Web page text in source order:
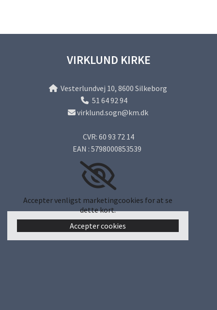
VIRKLUND KIRKE
Vesterlundvej 10, 8600 Silkeborg
 51 64 92 94
virklund.sogn@km.dk
CVR: 60 93 72 14
EAN : 5798000853539
Accepter venligst marketingcookies for at se
dette kort.
Accepter cookies